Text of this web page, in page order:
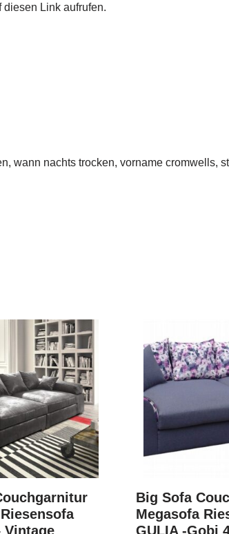
Link aufrufen.
wann nachts trocken, vorname cromwells,
Vintage
Big Sofa
Megasofa
GULIA -Gobi